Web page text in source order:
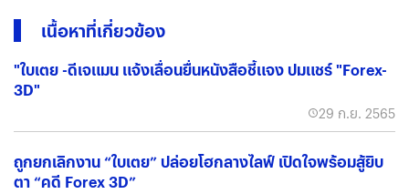
เนื้อหาที่เกี่ยวข้อง
"ใบเตย -ดีเจแมน แจ้งเลื่อนยื่นหนังสือชี้แจง ปมแชร์ "Forex-
3D"
29 ก.ย. 2565
ถูกยกเลิกงาน “ใบเตย” ปล่อยโฮกลางไลฟ์ เปิดใจพร้อมสู้ยิบ
ตา “คดี Forex 3D”